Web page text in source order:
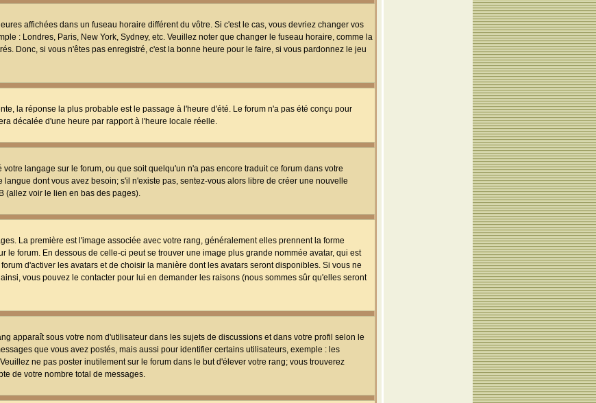
affichées dans un fuseau horaire différent du vôtre. Si c'est le cas, vous devriez changer vos
: Londres, Paris, New York, Sydney, etc. Veuillez noter que changer le fuseau horaire, comme la
Donc, si vous n'êtes pas enregistré, c'est la bonne heure pour le faire, si vous pardonnez le jeu
la réponse la plus probable est le passage à l'heure d'été. Le forum n'a pas été conçu pour
décalée d'une heure par rapport à l'heure locale réelle.
langage sur le forum, ou que soit quelqu'un n'a pas encore traduit ce forum dans votre
dont vous avez besoin; s'il n'existe pas, sentez-vous alors libre de créer une nouvelle
(allez voir le lien en bas des pages).
La première est l'image associée avec votre rang, généralement elles prennent la forme
forum. En dessous de celle-ci peut se trouver une image plus grande nommée avatar, qui est
d'activer les avatars et de choisir la manière dont les avatars seront disponibles. Si vous ne
vous pouvez le contacter pour lui en demander les raisons (nous sommes sûr qu'elles seront
apparaît sous votre nom d'utilisateur dans les sujets de discussions et dans votre profil selon le
que vous avez postés, mais aussi pour identifier certains utilisateurs, exemple : les
ne pas poster inutilement sur le forum dans le but d'élever votre rang; vous trouverez
de votre nombre total de messages.